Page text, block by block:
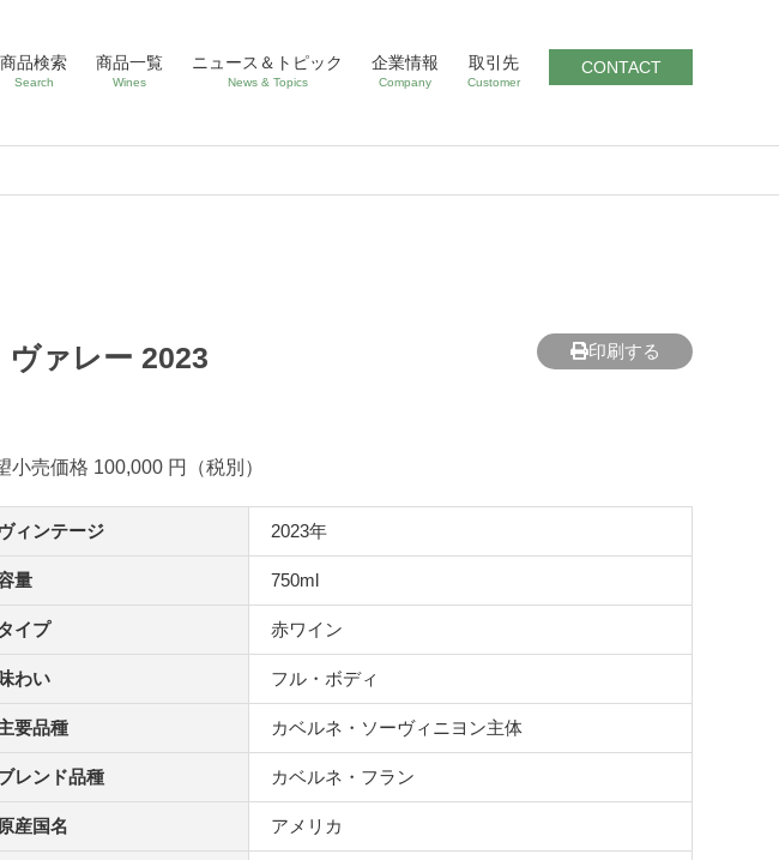
商品検索
Search
商品一覧
Wines
ニュース＆トピック
News & Topics
企業情報
Company
取引先
Customer
CONTACT
印刷する
ヴァレー 2023
小売価格 100,000 円（税別）
ィンテージ 2023年
量 750ml
イプ 赤ワイン
わい フル・ボディ
要品種 カベルネ・ソーヴィニヨン主体
レンド品種 カベルネ・フラン
原産国名 アメリカ